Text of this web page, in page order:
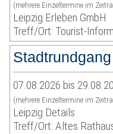
(mehrere Einzeltermine im
Leipzig Erleben GmbH
Treff/Ort: Tourist-
07.08.2026 bis
(mehrere Einzeltermine im
Leipzig Details
Treff/Ort: Altes